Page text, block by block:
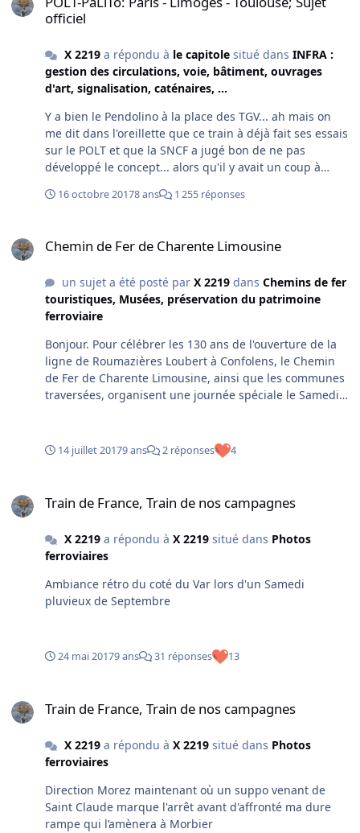
officiel
X 2219a répondu à le capitolesitué dans INFRA :
gestion des circulations, voie, bâtiment, ouvrages
d'art, signalisation, caténaires, ...
Y a bien le Pendolino à la place des TGV... ah mais on
me dit dans l'oreillette que ce train à déjà fait ses essais
sur le POLT et que la SNCF a jugé bon de ne pas
développé le concept... alors qu'il y avait un coup à
16 octobre 20178 ans 1 255 réponses
Chemin de Fer de Charente Limousine
un sujet a été posté par X 2219dans Chemins de fer
touristiques, Musées, préservation du patrimoine
ferroviaire
Bonjour. Pour célébrer les 130 ans de l'ouverture de la
ligne de Roumazières Loubert à Confolens, le Chemin
de Fer de Charente Limousine, ainsi que les communes
traversées, organisent une journée spéciale le Samedi
pas à venir nombreux. Bonne journée à vous!Baptiste
14 juillet 20179 ans 2 réponses 4
Train de France, Train de nos campagnes
X 2219a répondu à X 2219situé dans Photos
ferroviaires
Ambiance rétro du coté du Var lors d'un Samedi
pluvieux de Septembre
24 mai 20179 ans 31 réponses 13
Train de France, Train de nos campagnes
X 2219a répondu à X 2219situé dans Photos
ferroviaires
Direction Morez maintenant où un suppo venant de
Saint Claude marque l'arrêt avant d'affronté ma dure
rampe qui l’amènera à Morbier